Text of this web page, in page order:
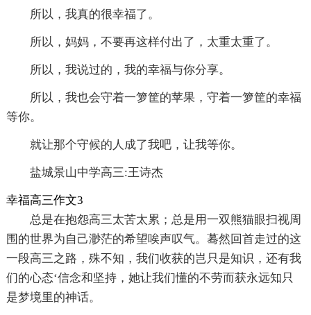
所以，我真的很幸福了。
所以，妈妈，不要再这样付出了，太重太重了。
所以，我说过的，我的幸福与你分享。
所以，我也会守着一箩筐的苹果，守着一箩筐的幸福
等你。
就让那个守候的人成了我吧，让我等你。
盐城景山中学高三:王诗杰
幸福高三作文3
总是在抱怨高三太苦太累；总是用一双熊猫眼扫视周
围的世界为自己渺茫的希望唉声叹气。蓦然回首走过的这
一段高三之路，殊不知，我们收获的岂只是知识，还有我
们的心态‘信念和坚持，她让我们懂的不劳而获永远知只
是梦境里的神话。